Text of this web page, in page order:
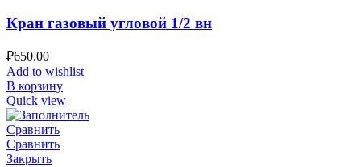
Кран газовый угловой 1/2 вн
₽650.00
Add to wishlist
В корзину
Quick view
Сравнить
Сравнить
Закрыть